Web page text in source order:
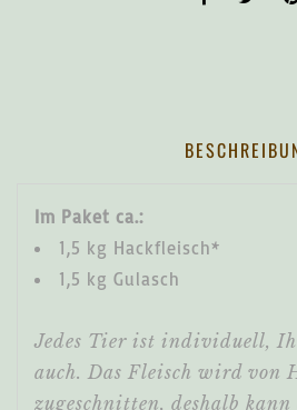
Im Paket ca.:
1,5 kg Hackfleisch*
1,5 kg Gulasch
Jedes Tier ist individuell,
auch. Das Fleisch wird von
zugeschnitten, deshalb kann